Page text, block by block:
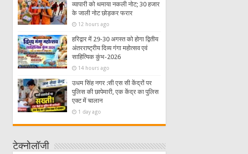
व्यापारी को थमाया नकली नोट; 30 हजार
के जाली नोट छोड़कर फरार
12 hours ago
हरिद्वार में 29-30 अगस्त को होगा द्वितीय
अंतरराष्ट्रीय दिव्य गंगा महोत्सव एवं
साहित्यिक कुंभ-2026
14 hours ago
उधम सिंह नगर :सी एस सी केंद्रों पर
पुलिस की छापेमारी, एक केंद्र का पुलिस
एक्ट में चालान
1 day ago
टेक्नोलॉजी